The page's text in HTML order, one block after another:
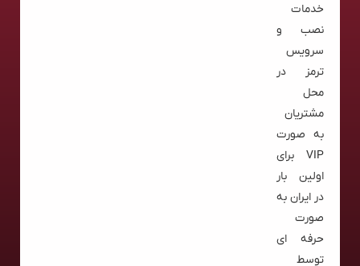
خدمات
نصب و
سرویس
ترمز در
محل
مشتریان
به صورت
VIP برای
اولین بار
در ایران به
صورت
حرفه ای
توسط